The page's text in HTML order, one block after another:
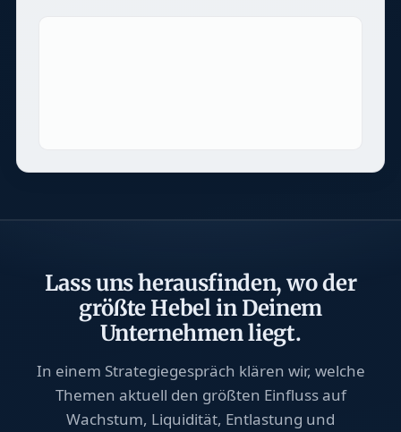
Lass uns herausfinden, wo der
größte Hebel in Deinem
Unternehmen liegt.
In einem Strategiegespräch klären wir, welche
Themen aktuell den größten Einfluss auf
Wachstum, Liquidität, Entlastung und